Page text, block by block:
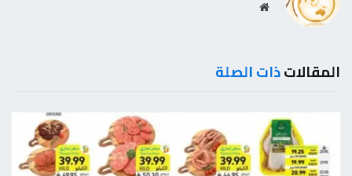
موقع
المقالاتذات الصلة